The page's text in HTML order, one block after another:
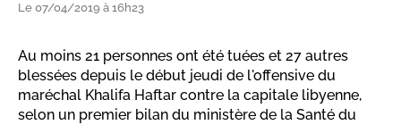
Le 07/04/2019 à 16h23
Au moins 21 personnes ont été tuées et 27 autres
blessées depuis le début jeudi de l'offensive du
maréchal Khalifa Haftar contre la capitale libyenne,
selon un premier bilan du ministère de la Santé du